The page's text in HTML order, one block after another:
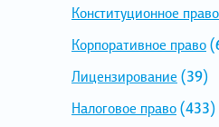
Конституционное право
Корпоративное право
Лицензирование (39)
Налоговое право(433)